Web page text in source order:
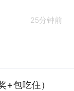
25分钟前
包吃住）